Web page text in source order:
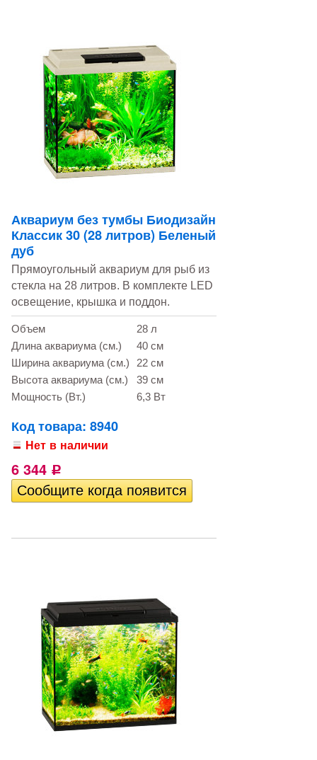
Аквариум без тумбы Биодизайн
Классик 30 (28 литров) Беленый
дуб
Прямоугольный аквариум для рыб из
стекла на 28 литров. В комплекте LED
освещение, крышка и поддон.
Объем
28 л
Длина аквариума (см.)
40 см
Ширина аквариума (см.)
22 см
Высота аквариума (см.)
39 см
Мощность (Вт.)
6,3 Вт
Код товара: 8940
Нет в наличии
6 344 Р